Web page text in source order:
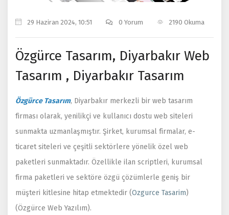
29 Haziran 2024, 10:51 0 Yorum 2190 Okuma
Özgürce Tasarım, Diyarbakır Web
Tasarım , Diyarbakır Tasarım
Özgürce Tasarım, Diyarbakır merkezli bir web tasarım
firması olarak, yenilikçi ve kullanıcı dostu web siteleri
sunmakta uzmanlaşmıştır. Şirket, kurumsal firmalar, e-
ticaret siteleri ve çeşitli sektörlere yönelik özel web
paketleri sunmaktadır. Özellikle ilan scriptleri, kurumsal
firma paketleri ve sektöre özgü çözümlerle geniş bir
müşteri kitlesine hitap etmektedir​ (Ozgurce Tasarim)
(Özgürce Web Yazılım)​.